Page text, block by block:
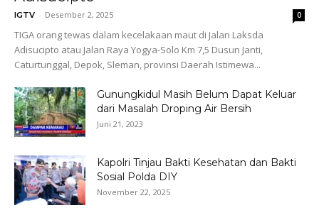
IGTV - Desember 2, 2025 0
TIGA orang tewas dalam kecelakaan maut di Jalan Laksda
Adisucipto atau Jalan Raya Yogya-Solo Km 7,5 Dusun Janti,
Caturtunggal, Depok, Sleman, provinsi Daerah Istimewa...
Gunungkidul Masih Belum Dapat Keluar
dari Masalah Droping Air Bersih
Juni 21, 2023
Kapolri Tinjau Bakti Kesehatan dan Bakti
Sosial Polda DIY
November 22, 2025